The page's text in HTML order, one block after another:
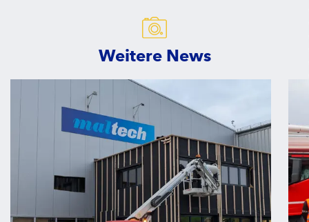
Weitere News